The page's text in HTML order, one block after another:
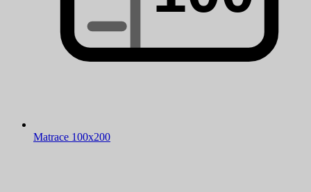
Matrace 100x200